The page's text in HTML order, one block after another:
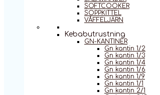
SOFTCOOKER
SOPPKITTEL
VÅFFELJÄRN
Kebabutrustning
GN-KANTINER
Gn kantin 1/2
Gn kantin 1/3
Gn kantin 1/4
Gn kantin 1/6
Gn kantin 1/9
Gn kantin 1/1
Gn kantin 2/1